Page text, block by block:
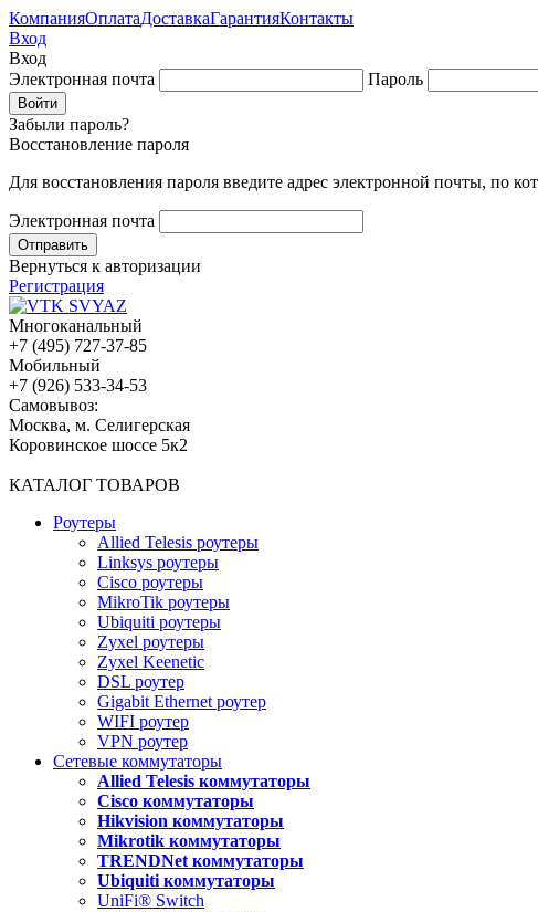
КомпанияОплатаДоставкаГарантияКонтакты
Вход
Вход
Электронная почта
Пароль
Забыли пароль?
Восстановление пароля
Для восстановления пароля введите адрес электронной почты, по
Электронная почта
Вернуться к авторизации
Регистрация
Многоканальный
+7 (495) 727-37-85
Мобильный
+7 (926) 533-34-53
Cамовывоз:
Москва, м. Селигерская
Коровинское шоссе 5к2
КАТАЛОГ ТОВАРОВ
Роутеры
Allied Telesis роутеры
Linksys роутеры
Cisco роутеры
MikroTik роутеры
Ubiquiti роутеры
Zyxel роутеры
Zyxel Keenetic
DSL роутер
Gigabit Ethernet роутер
WIFI роутер
VPN роутер
Сетевые коммутаторы
Allied Telesis коммутаторы
Cisco коммутаторы
Hikvision коммутаторы
Mikrotik коммутаторы
TRENDNet коммутаторы
Ubiquiti коммутаторы
UniFi® Switch